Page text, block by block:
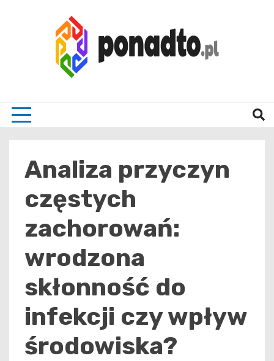
Analiza przyczyn
częstych
zachorowań:
wrodzona
skłonność do
infekcji czy wpływ
środowiska?